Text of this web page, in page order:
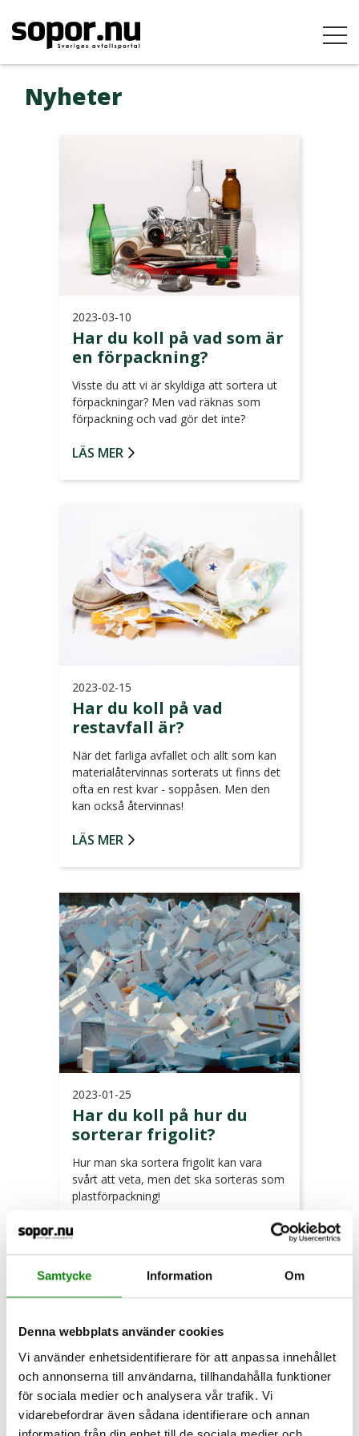
Samtycke Information Om
Denna webbplats använder cookies
Vi använder enhetsidentifierare för att anpassa innehållet
och annonserna till användarna, tillhandahålla funktioner
för sociala medier och analysera vår trafik. Vi
vidarebefordrar även sådana identifierare och annan
Nyheter
2023-03-10
Har du koll på vad som är
en förpackning?
Visste du att vi är skyldiga att sortera ut
förpackningar? Men vad räknas som
förpackning och vad gör det inte?
LÄS MER
2023-02-15
Har du koll på vad
restavfall är?
När det farliga avfallet och allt som kan
materialåtervinnas sorterats ut finns det
ofta en rest kvar - soppåsen. Men den
kan också återvinnas!
LÄS MER
2023-01-25
Har du koll på hur du
sorterar frigolit?
Hur man ska sortera frigolit kan vara
svårt att veta, men det ska sorteras som
plastförpackning!
LÄS MER